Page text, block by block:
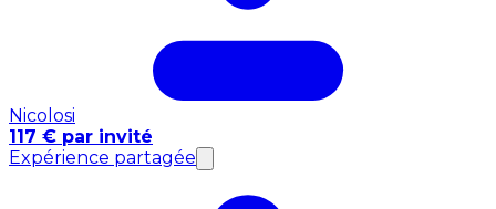
Nicolosi
117 € par invité
Expérience partagée